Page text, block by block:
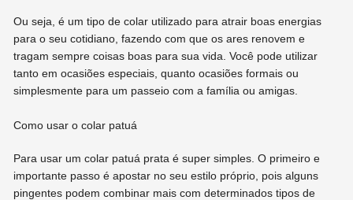
Ou seja, é um tipo de colar utilizado para atrair boas energias
para o seu cotidiano, fazendo com que os ares renovem e
tragam sempre coisas boas para sua vida. Você pode utilizar
tanto em ocasiões especiais, quanto ocasiões formais ou
simplesmente para um passeio com a família ou amigas.
Como usar o colar patuá
Para usar um colar patuá prata é super simples. O primeiro e
importante passo é apostar no seu estilo próprio, pois alguns
pingentes podem combinar mais com determinados tipos de